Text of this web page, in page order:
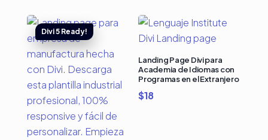
Landing Page Divi para
Academia de Idiomas con
Programas en el Extranjero
$18